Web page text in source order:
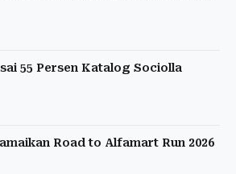
55 Persen Katalog Sociolla
Road to Alfamart Run 2026